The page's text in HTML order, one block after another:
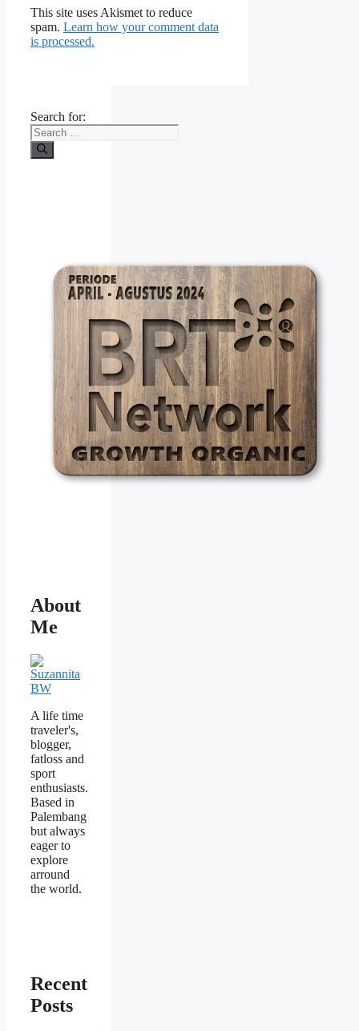
This site uses Akismet to reduce
spam. Learn how your comment data
is processed.
Search for:
About
Me
A life time
traveler's,
blogger,
fatloss and
sport
enthusiasts.
Based in
Palembang
but always
eager to
explore
arround
the world.
Recent
Posts